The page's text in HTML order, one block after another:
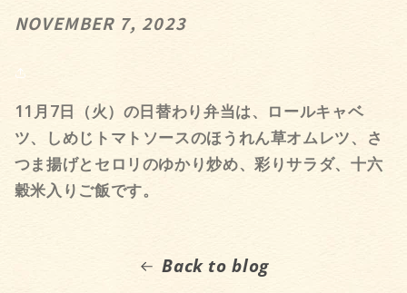
NOVEMBER 7, 2023
11月7日（火）の日替わり弁当は、ロールキャベ
ツ、しめじトマトソースのほうれん草オムレツ、さ
つま揚げとセロリのゆかり炒め、彩りサラダ、十六
穀米入りご飯です。
Back to blog